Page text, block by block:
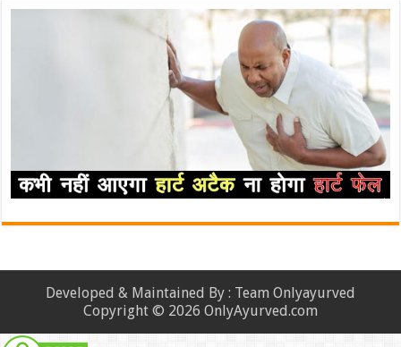
Developed & Maintained By : Team Onlyayurved
Copyright © 2026 OnlyAyurved.com